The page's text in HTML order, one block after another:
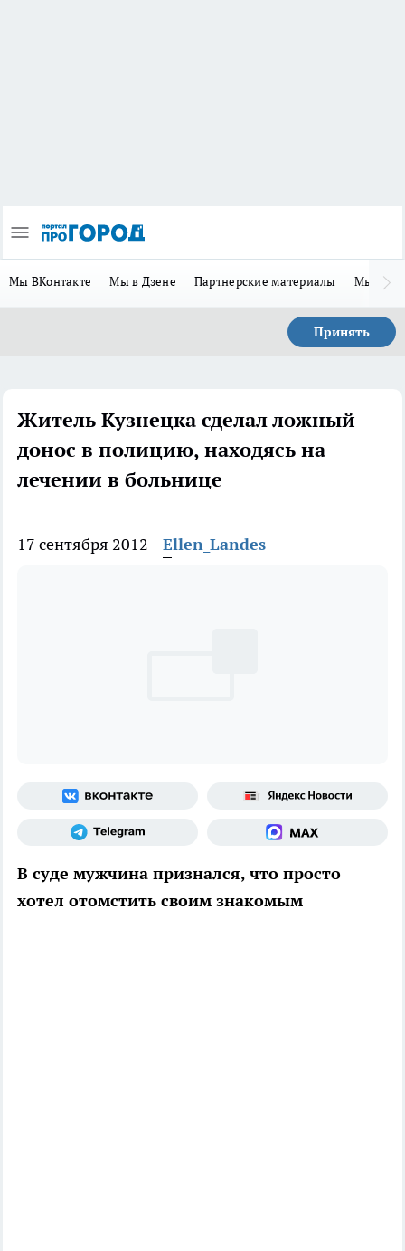
Мы ВКонтакте Мы в Дзене Партнерские материалы Мы в
Принять
Житель Кузнецка сделал ложный
донос в полицию, находясь на
лечении в больнице
17 сентября 2012 Ellen_Landes
В суде мужчина признался, что просто
хотел отомстить своим знакомым